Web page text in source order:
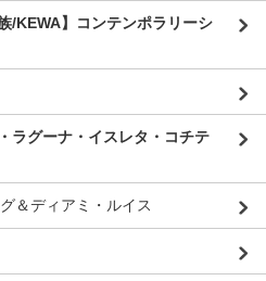
/KEWA】コンテンポラリーシ
ラグーナ・イスレタ・コチテ
＆ディアミ・ルイス